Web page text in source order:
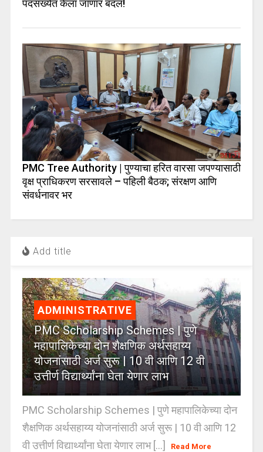
पदसंख्येत केला जाणार बदल!
PMC Tree Authority | पुण्याचा हरित वारसा जपण्यासाठी
वृक्ष प्राधिकरण सरसावले – पहिली बैठक; संरक्षण आणि
संवर्धनावर भर
Add title
ADMINISTRATIVE
PMC Scholarship Schemes | पुणे
महापालिकेच्या दोन शैक्षणिक अर्थसहाय्य
योजनांसाठी अर्ज सुरू | 10 वी आणि 12 वी
उत्तीर्ण विद्यार्थ्यांना घेता येणार लाभ
PMC Scholarship Schemes | पुणे महापालिकेच्या दोन
शैक्षणिक अर्थसहाय्य योजनांसाठी अर्ज सुरू | 10 वी आणि 12
वी उत्तीर्ण विद्यार्थ्यांना घेता येणार लाभ [...]
Read More